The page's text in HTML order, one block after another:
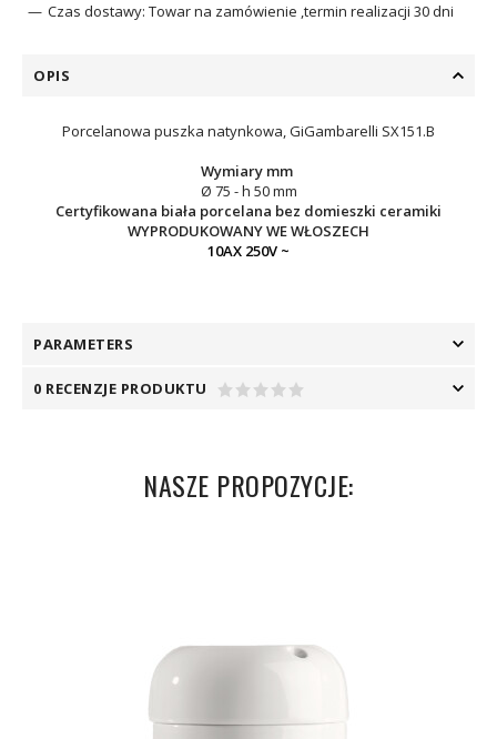
Czas dostawy: Towar na zamówienie ,termin realizacji 30 dni
OPIS
Porcelanowa puszka natynkowa, GiGambarelli SX151.B
Wymiary mm
Ø 75 - h 50 mm
Certyfikowana biała porcelana bez domieszki ceramiki
WYPRODUKOWANY WE WŁOSZECH
10AX 250V ~
PARAMETERS
0 RECENZJE PRODUKTU
NASZE PROPOZYCJE: